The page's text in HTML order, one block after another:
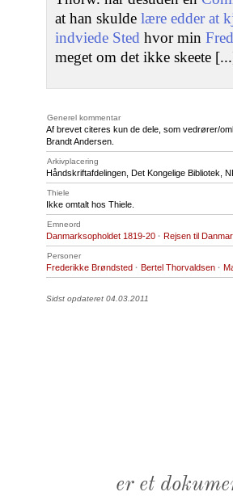
at han skulde lære edder at
indviede Sted hvor min
meget om det ikke skeete
Generel kommentar
Af brevet citeres kun de dele, som vedrører/
Brandt Andersen.
Arkivplacering
Håndskriftafdelingen, Det Kongelige Bibliotek,
Thiele
Ikke omtalt hos Thiele.
Emneord
Danmarksopholdet 1819-20 · Rejsen til
Personer
Frederikke Brøndsted · Bertel Thorvaldsen ·
Sidst opdateret 04.03.2011
er et